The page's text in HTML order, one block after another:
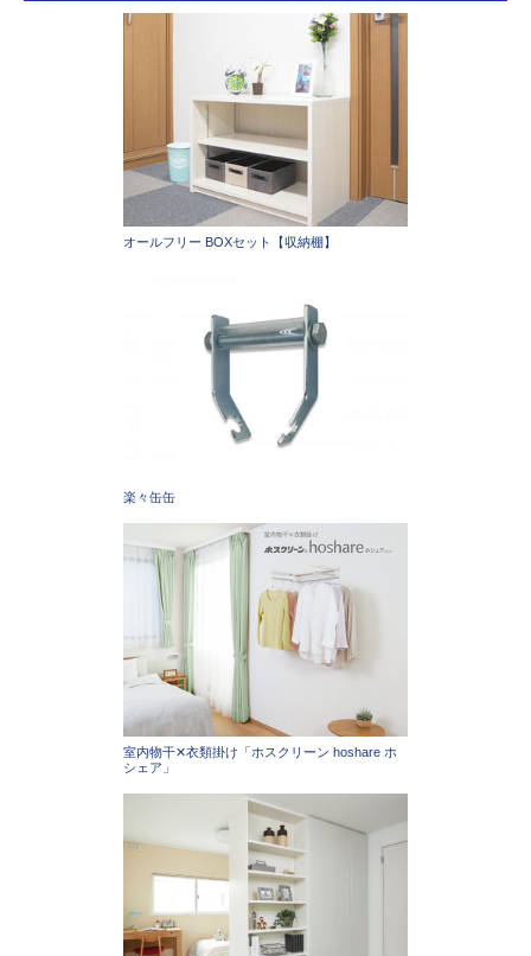
オールフリー BOXセット【収納棚】
楽々缶缶
室内物干✕衣類掛け「ホスクリーン hoshare ホ
シェア」